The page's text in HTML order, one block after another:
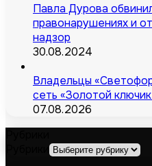
Павла Дурова
правонарушениях и
надзор
30.08.2024
Владельцы
сеть «Золотой
07.08.2026